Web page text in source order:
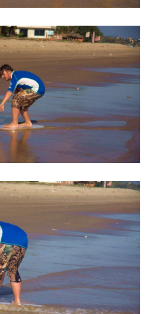
серфинг и SUP
оборудования
кайтсерфингу
Система скидок
Wing Foil